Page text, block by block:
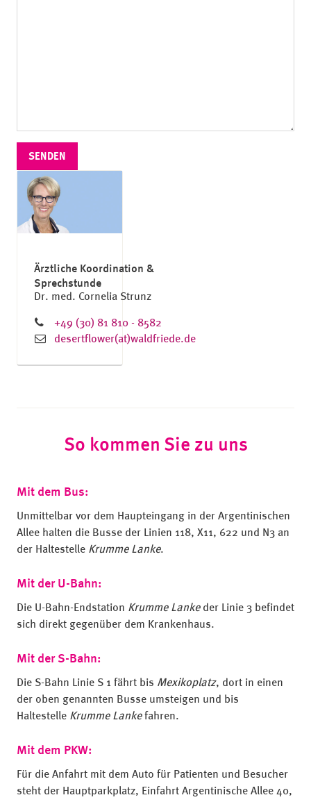
SENDEN
Ärztliche Koordination &
Sprechstunde
Dr. med. Cornelia Strunz
+49 (30) 81 810 - 8582
desertflower(at)waldfriede.de
So kommen Sie zu uns
Mit dem Bus:
Unmittelbar vor dem Haupteingang in der Argentinischen
Allee halten die Busse der Linien 118, X11, 622 und N3 an
der Haltestelle Krumme Lanke.
Mit der U-Bahn:
Die U-Bahn-Endstation Krumme Lankeder Linie 3 befindet
sich direkt gegenüber dem Krankenhaus.
Mit der S-Bahn:
Die S-Bahn Linie S 1 fährt bis Mexikoplatz, dort in einen
der oben genannten Busse umsteigen und bis
Haltestelle Krumme Lankefahren.
Mit dem PKW:
Für die Anfahrt mit dem Auto für Patienten und Besucher
steht der Hauptparkplatz, Einfahrt Argentinische Allee 40,